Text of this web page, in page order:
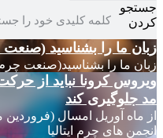
جستجو
کردن
زبان ما را بشناسید
زبان ما را بشناسید(صنعت
ویروس کرونا نباید از
مد جلوگیری کند
انجمن های چرم ایتالیا